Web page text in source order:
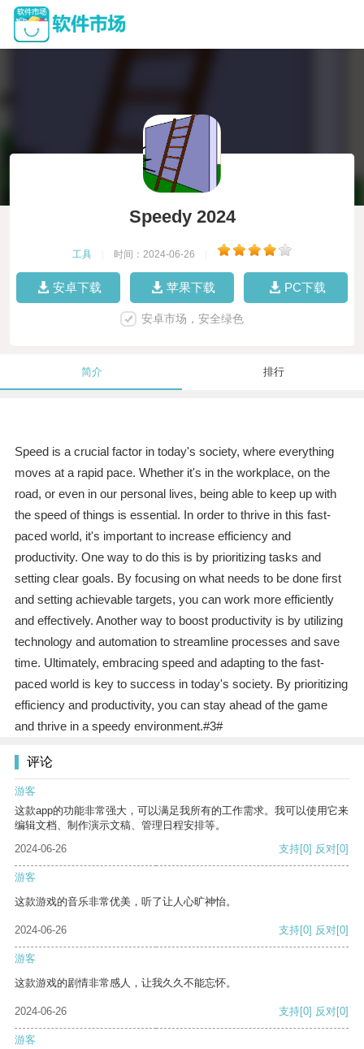
Speedy 2024
工具 时间：2024-06-26
安卓下载 苹果下载 PC下载
安卓市场，安全绿色
简介 排行
Speed is a crucial factor in today's society, where everything
moves at a rapid pace. Whether it's in the workplace, on the
road, or even in our personal lives, being able to keep up with
the speed of things is essential. In order to thrive in this fast-
paced world, it's important to increase efficiency and
productivity. One way to do this is by prioritizing tasks and
setting clear goals. By focusing on what needs to be done first
and setting achievable targets, you can work more efficiently
and effectively. Another way to boost productivity is by utilizing
technology and automation to streamline processes and save
time. Ultimately, embracing speed and adapting to the fast-
paced world is key to success in today's society. By prioritizing
efficiency and productivity, you can stay ahead of the game
and thrive in a speedy environment.#3#
评论
游客
这款app的功能非常强大，可以满足我所有的工作需求。我可以使用它来
编辑文档、制作演示文稿、管理日程安排等。
2024-06-26
支持[0] 反对[0]
游客
这款游戏的音乐非常优美，听了让人心旷神怡。
2024-06-26 支持[0] 反对[0]
游客
这款游戏的剧情非常感人，让我久久不能忘怀。
2024-06-26 支持[0] 反对[0]
游客